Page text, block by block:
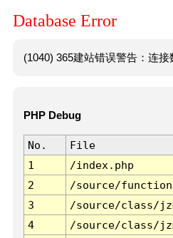
Database Error
(1040) 365建站错误警告：连
PHP Debug
No. File
1
/index.php
2
/source/
3
/source/class/
4
/source/class/